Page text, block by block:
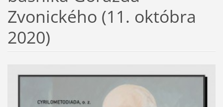
Zvonického (11. októbra
2020)